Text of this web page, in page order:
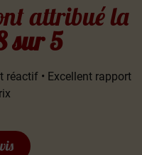
attribué la
sur 5
réactif • Excellent rapport